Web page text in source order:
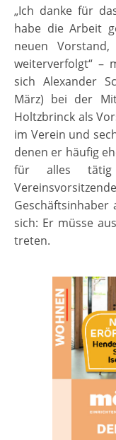
„Ich danke für
habe die Arbeit
neuen
weiterverfolgt“ –
sich Alexander
März) bei der
Holtzbrinck als
im Verein und
denen er häufig
für alles tätig
Geschäftsinhaber
sich: Er müsse
treten.